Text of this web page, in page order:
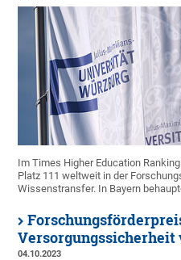
Im Times Higher Education
Platz 111 weltweit in der
Wissenstransfer. In Bayern
04.10.2023